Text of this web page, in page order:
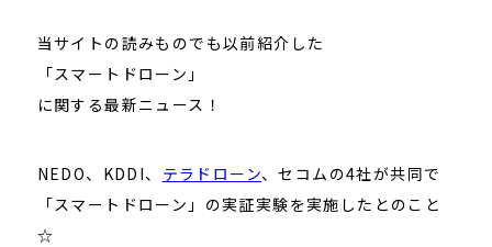
当サイトの読みものでも以前紹介した
「スマートドローン」
に関する最新ニュース！
NEDO、KDDI、 テラドローン、セコムの4社が共同で
「スマートドローン」の実証実験を実施したとのこと
☆